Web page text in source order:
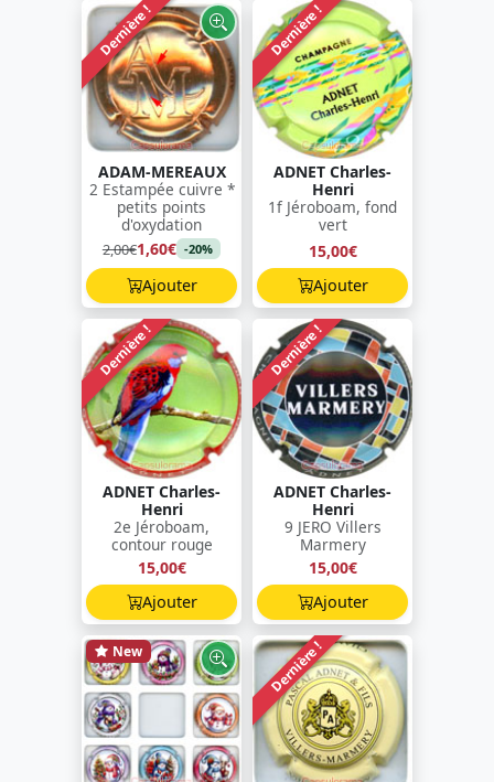
Dernière !
ADAM-MEREAUX
2 Estampée cuivre *
petits points
d'oxydation
2,00€1,60€ -20%
Ajouter
Dernière !
ADNET Charles-
Henri
1f Jéroboam, fond
vert
15,00€
Ajouter
Dernière !
ADNET Charles-
Henri
2e Jéroboam,
contour rouge
15,00€
Ajouter
Dernière !
ADNET Charles-
Henri
9 JERO Villers
Marmery
15,00€
Ajouter
New Dernière !